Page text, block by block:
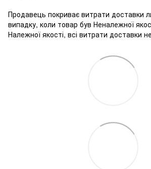
Продавець покриває витрати доставки
випадку, коли товар був Неналежної
Належної якості, всі витрати доставки